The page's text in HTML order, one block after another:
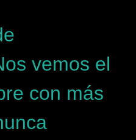
vemos el
con más